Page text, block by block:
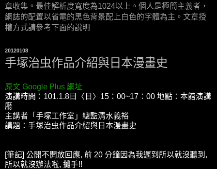
章收集。最佳解析度寬度為1024以上。個人是極簡主義者，
網誌的配置以省電的黑色背景配上白色的字體為主。文章授
權方式請參考下面的說明
20120108
手塚治虫作品介紹與日本漫畫史
原文 Google Plus 網址
演講時間：101.1.8日〈日〉15：00~17：00 地點：本館演講
廳
主講者「手塚工作室」總監清水義裕
講題：手塚治虫作品介紹與日本漫畫史
[筆記] 公開不開放回應, 前 20 分鐘因為我遲到所以就沒聽到,
所以就沒辦法啦, 攤手!!